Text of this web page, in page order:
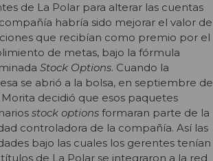
de La Polar para alterar las cuentas
habría sido mejorar el valor de
que recibían como premio por el
de metas, bajo la fórmula
Stock Options. Cuando la
se abrió a la bolsa, en septiembre de
Morita decidió que esos paquetes
stock optionsformaran parte de la
controladora de la compañía. Así las
bajo las cuales los gerentes tenían
de La Polar se integraron a la red